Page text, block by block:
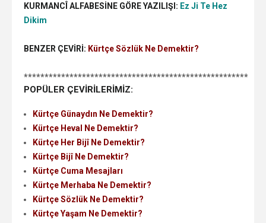
KURMANCÎ ALFABESİNE GÖRE YAZILIŞI: Ez Ji Te Hez
Dikim
BENZER ÇEVİRİ: Kürtçe Sözlük Ne Demektir?
******************************************************
POPÜLER ÇEVİRİLERİMİZ:
Kürtçe Günaydın Ne Demektir?
Kürtçe Heval Ne Demektir?
Kürtçe Her Bijî Ne Demektir?
Kürtçe Bijî Ne Demektir?
Kürtçe Cuma Mesajları
Kürtçe Merhaba Ne Demektir?
Kürtçe Sözlük Ne Demektir?
Kürtçe Yaşam Ne Demektir?